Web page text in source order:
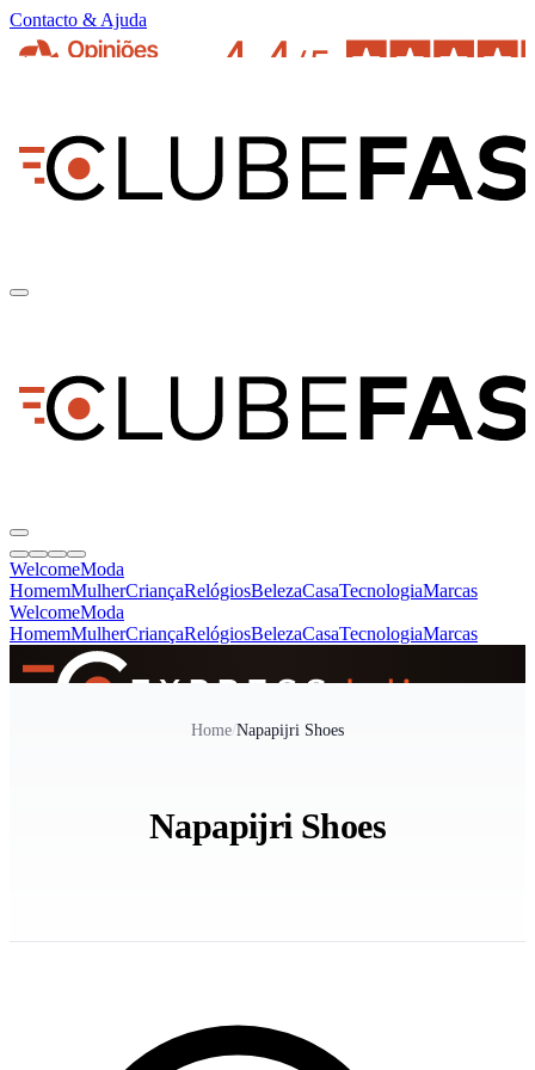
Contacto & Ajuda
WelcomeModa
HomemMulherCriançaRelógiosBelezaCasaTecnologiaMarcas
WelcomeModa
HomemMulherCriançaRelógiosBelezaCasaTecnologiaMarcas
Home/Napapijri Shoes
Napapijri Shoes